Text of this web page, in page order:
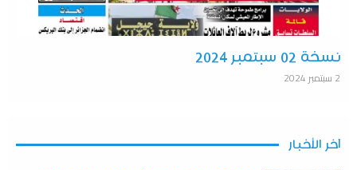
نسخة 02 سبتمبر 2024
2 سبتمبر 2024
آخر الأخبار